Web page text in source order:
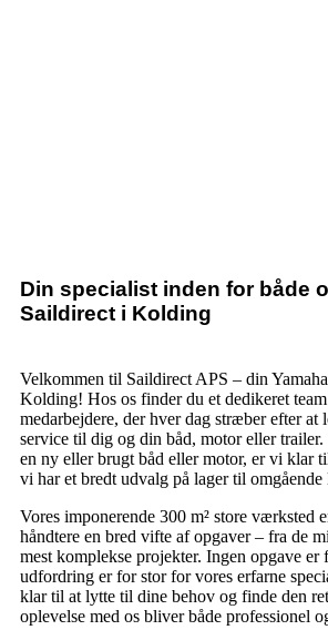
Din specialist inden for både
Saildirect i Kolding
Velkommen til Saildirect APS – din
Kolding! Hos os finder du et dedikeret
medarbejdere, der hver dag stræber efter at
service til dig og din båd, motor eller trailer.
en ny eller brugt båd eller motor, er vi klar
vi har et bredt udvalg på lager til omgående
Vores imponerende 300 m² store værksted
håndtere en bred vifte af opgaver – fra de
mest komplekse projekter. Ingen opgave
udfordring er for stor for vores erfarne
klar til at lytte til dine behov og finde den
oplevelse med os bliver både professionel